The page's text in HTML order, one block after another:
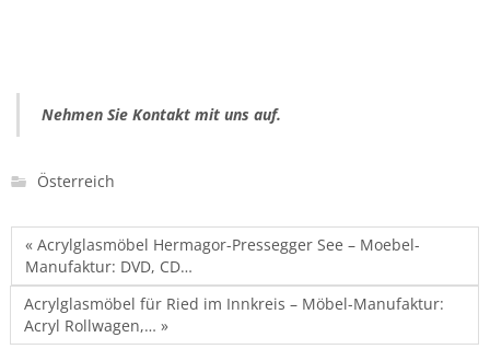
Nehmen Sie Kontakt mit uns auf.
Österreich
« Acrylglasmöbel Hermagor-Pressegger See – Moebel-
Manufaktur: DVD, CD…
Acrylglasmöbel für Ried im Innkreis – Möbel-Manufaktur:
Acryl Rollwagen,… »